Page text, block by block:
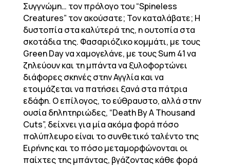
Συγγνώμη… τον πρόλογο του “Spineless
Creatures” τον ακούσατε; Τον καταλάβατε; Η
δυστοπία στα καλύτερά της, η ουτοπία στα
σκοτάδια της. Φασαριόζικο κομμάτι, με τους
Green Day να χαμογελάνε, με τους Sum 41 να
ζηλεύουν και τη μπάντα να ξυλοφορτώνει
διάφορες σκηνές στην Αγγλία και να
ετοιμάζεται να πατήσει ξανά στα πάτρια
εδάφη. Ο επίλογος, το εύθραυστο, αλλά στην
ουσία δηλητηριώδες, “Death By A Thousand
Cuts”, δείχνει για μία ακόμα φορά πόσο
πολύπλευρο είναι το συνθετικό ταλέντο της
Ειρήνης και το πόσο μεταμορφώνονται οι
παίχτες της μπάντας, βγάζοντας κάθε φορά